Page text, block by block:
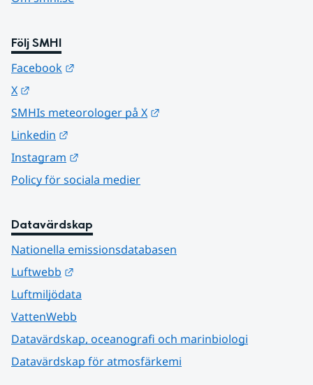
Följ SMHI
Facebook
X
SMHIs meteorologer på X
Linkedin
Instagram
Policy för sociala medier
Datavärdskap
Nationella emissionsdatabasen
Luftwebb
Luftmiljödata
VattenWebb
Datavärdskap, oceanografi och marinbiologi
Datavärdskap för atmosfärkemi